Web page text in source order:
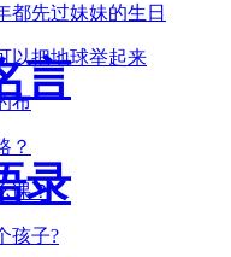
言
录
都先过妹妹的生日
以把地球举起来
布
？
课？
孩子?